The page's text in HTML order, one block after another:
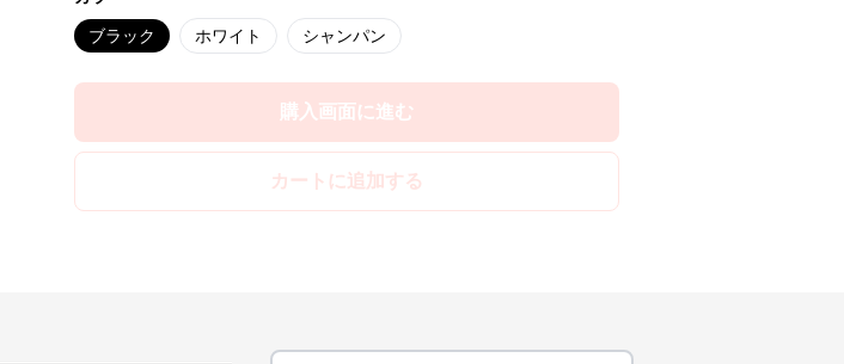
ブラック ホワイト シャンパン
購入画面に進む
カートに追加する